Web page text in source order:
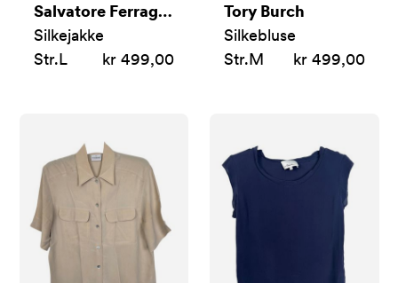
Salvatore Ferragamo
Silkejakke
Str.L kr 499,00
Tory Burch
Silkebluse
Str.M kr 499,00